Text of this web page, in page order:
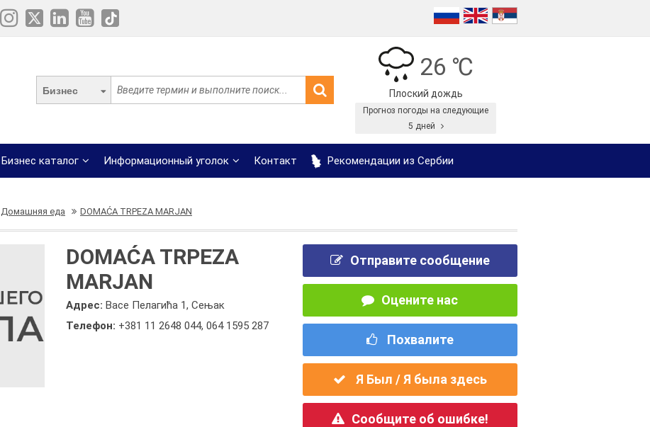
Бизнес
26 ℃
Плоский дождь
Прогноз погоды на следующие
5 дней
Бизнес каталог Информационный уголок Контакт Рекомендации из Сербии
Домашняя еда DOMAĆA TRPEZA MARJAN
DOMAĆA TRPEZA
MARJAN
Адрес:Васе Пелагића 1, Сењак
Телефон: +381 11 2648 044,064 1595 287
Отправите сообщение
Оцените нас
Похвалите
Я Был / Я была здесь
Сообщите об ошибке!